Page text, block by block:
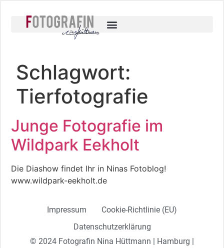
Schlagwort:
Tierfotografie
Junge Fotografie im
Wildpark Eekholt
Die Diashow findet Ihr in Ninas Fotoblog!
www.wildpark-eekholt.de
Impressum
Cookie-Richtlinie (EU)
Datenschutzerklärung
© 2024 Fotografin Nina Hüttmann | Hamburg |